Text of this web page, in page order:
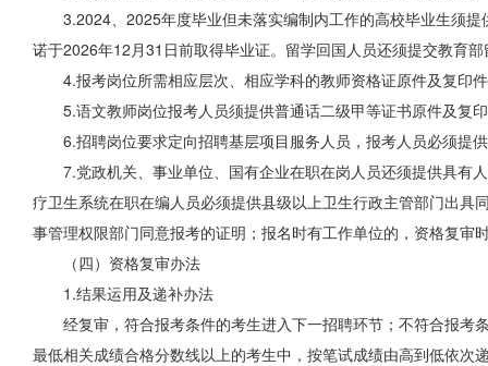
3.2024、2025年度毕业但未落实编制内工作的高校毕业生须
诺于2026年12月31日前取得毕业证。留学回国人员还须提交教育
4.报考岗位所需相应层次、相应学科的教师资格证原件及复印
5.语文教师岗位报考人员须提供普通话二级甲等证书原件及复
6.招聘岗位要求定向招聘基层项目服务人员，报考人员必须提
7.党政机关、事业单位、国有企业在职在岗人员还须提供具有
疗卫生系统在职在编人员必须提供县级以上卫生行政主管部门出
事管理权限部门同意报考的证明；报名时有工作单位的，资格复审
（四）资格复审办法
1.结果运用及递补办法
经复审，符合报考条件的考生进入下一招聘环节；不符合报
最低相关成绩合格分数线以上的考生中，按笔试成绩由高到低依次